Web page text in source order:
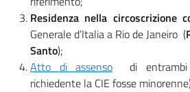
Residenza nella circoscrizione
Generale d’Italia a Rio de Janeiro (
Santo);
Atto di assenso di entrambi
richiedente la CIE fosse